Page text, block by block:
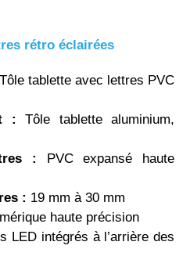
rétro éclairées
Tôle tablette avec lettres PVC
: Tôle tablette aluminium,
:
PVC expansé haute
: 19 mm à 30 mm
haute précision
LED intégrés à l’arrière des